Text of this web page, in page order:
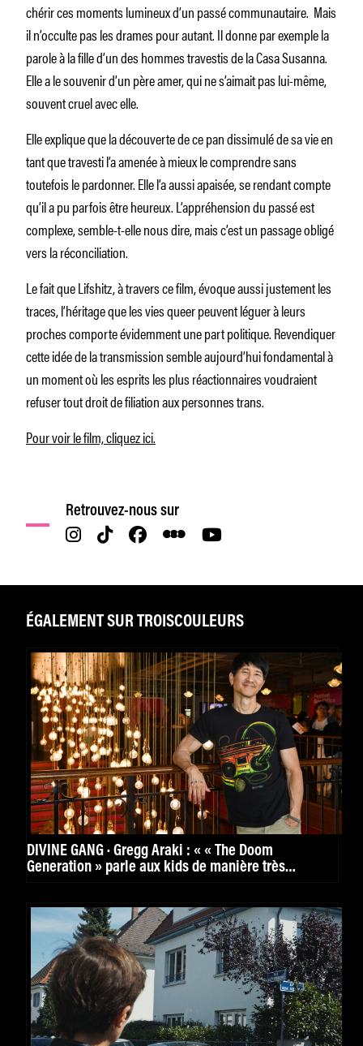
chérir ces moments lumineux d’un passé communautaire. Mais
il n’occulte pas les drames pour autant. Il donne par exemple la
parole à la fille d’un des hommes travestis de la Casa Susanna.
Elle a le souvenir d’un père amer, qui ne s’aimait pas lui-même,
souvent cruel avec elle.
Elle explique que la découverte de ce pan dissimulé de sa vie en
tant que travesti l’a amenée à mieux le comprendre sans
toutefois le pardonner. Elle l’a aussi apaisée, se rendant compte
qu’il a pu parfois être heureux. L’appréhension du passé est
complexe, semble-t-elle nous dire, mais c’est un passage obligé
vers la réconciliation.
Le fait que Lifshitz, à travers ce film, évoque aussi justement les
traces, l’héritage que les vies queer peuvent léguer à leurs
proches comporte évidemment une part politique. Revendiquer
cette idée de la transmission semble aujourd’hui fondamental à
un moment où les esprits les plus réactionnaires voudraient
refuser tout droit de filiation aux personnes trans.
Pour voir le film, cliquez ici.
Retrouvez-nous sur
ÉGALEMENT SUR TROISCOULEURS
DIVINE GANG · Gregg Araki : « « The Doom
Generation » parle aux kids de manière très